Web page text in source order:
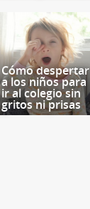
Cómo despertar
a los niños para
ir al colegio sin
gritos ni prisas